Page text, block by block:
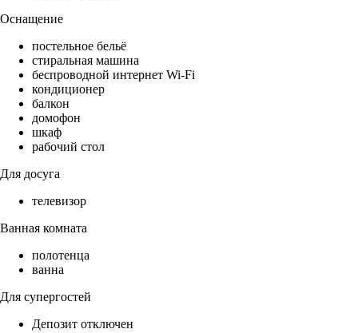
Оснащение
постельное бельё
стиральная машина
беспроводной интернет Wi-Fi
кондиционер
балкон
домофон
шкаф
рабочий стол
Для досуга
телевизор
Ванная комната
полотенца
ванна
Для супергостей
Депозит отключен